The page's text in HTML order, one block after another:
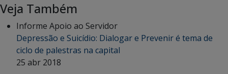
Veja Também
Informe Apoio ao Servidor
Depressão e Suicídio: Dialogar e Prevenir é tema de
ciclo de palestras na capital
25 abr 2018